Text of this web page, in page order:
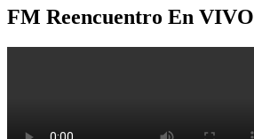
FM Reencuentro En VIVO